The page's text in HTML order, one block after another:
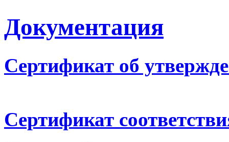
Документация
Сертификат об
Сертификат